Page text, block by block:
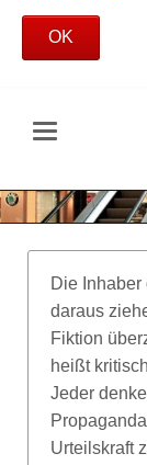
OK
Die Inhaber
daraus
Fiktion
heißt
Jeder
Urteilskraft